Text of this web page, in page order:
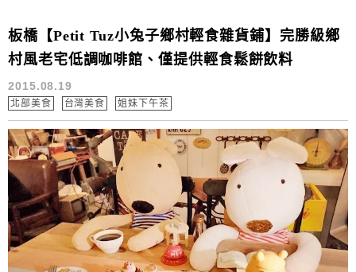
板橋【Petit Tuz小兔子鄉村輕食雜貨鋪】完勝級鄉
村風老宅低調咖啡館、僅提供輕食鬆餅飲料
2015.08.19
北部美食 台灣美食 姐妹下午茶